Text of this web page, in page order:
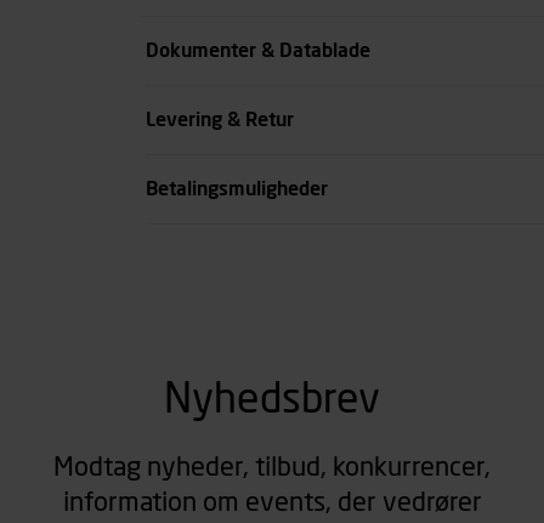
Dokumenter & Datablade
Levering & Retur
Betalingsmuligheder
Nyhedsbrev
Modtag nyheder, tilbud, konkurrencer,
information om events, der vedrører